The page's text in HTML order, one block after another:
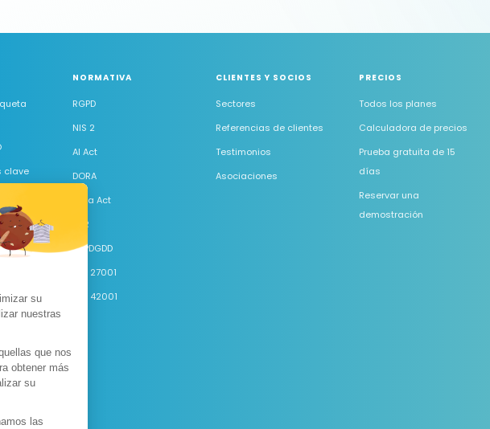
su
nuestras
que nos
obtener más
su
las
clave
DPO
NORMATIVA
RGPD
NIS 2
AI Act
DORA
Data Act
LCR
LOPDGDD
ISO 27001
ISO 42001
CLIENTES Y SOCIOS
Sectores
Referencias de clientes
Testimonios
Asociaciones
PRECIOS
Todos los planes
Calculadora de precios
Prueba gratuita de 15
días
Reservar una
demostración